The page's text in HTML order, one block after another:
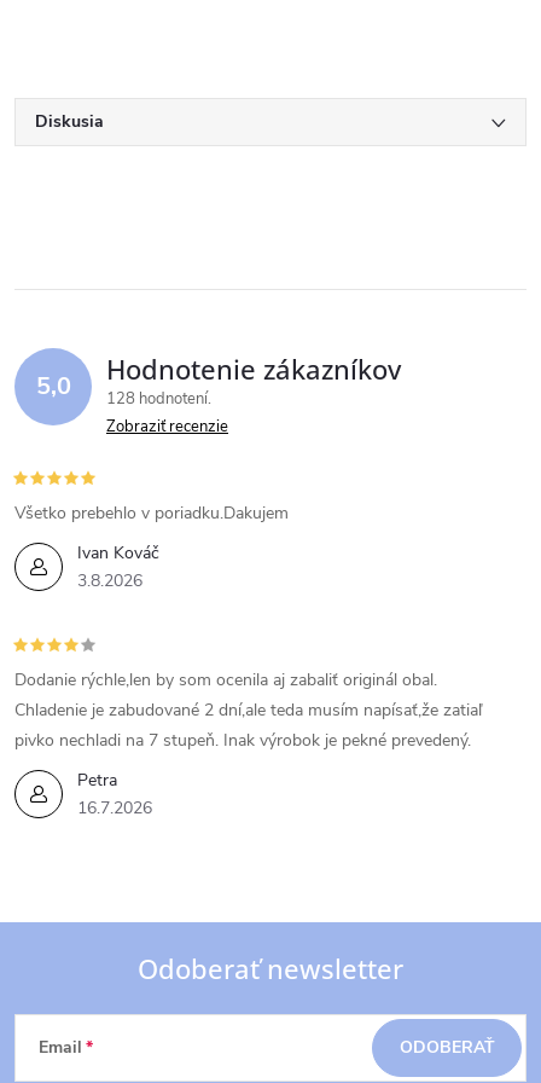
Diskusia
5,0 Hodnotenie zákazníkov
128 hodnotení
Zobraziť recenzie
Ivan Kováč
3.8.2026
Všetko prebehlo v poriadku.Dakujem
Petra
16.7.2026
Dodanie rýchle,len by som ocenila aj zabaliť originál obal.
Chladenie je zabudované 2 dní,ale teda musím napísať,že zatiaľ
pivko nechladi na 7 stupeň. Inak výrobok je pekné prevedený.
Z
Odoberať newsletter
Email ODOBERAŤ